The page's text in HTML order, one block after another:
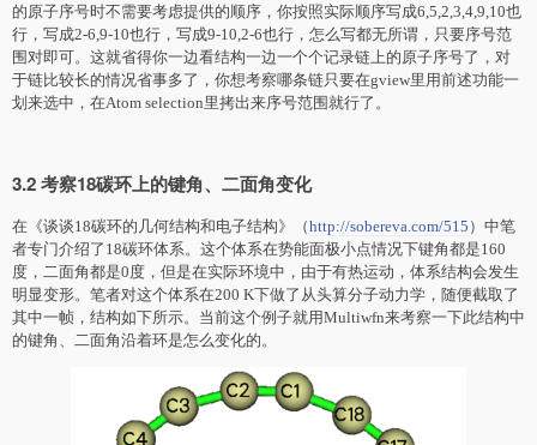
的原子序号时不需要考虑提供的顺序，你按照实际顺序写成6,5,2,3,4,9,10也
行，写成2-6,9-10也行，写成9-10,2-6也行，怎么写都无所谓，只要序号范
围对即可。这就省得你一边看结构一边一个个记录链上的原子序号了，对
于链比较长的情况省事多了，你想考察哪条链只要在gview里用前述功能一
划来选中，在Atom selection里拷出来序号范围就行了。
3.2 考察18碳环上的键角、二面角变化
在《谈谈18碳环的几何结构和电子结构》（http://sobereva.com/515 ）中笔
者专门介绍了18碳环体系。这个体系在势能面极小点情况下键角都是160
度，二面角都是0度，但是在实际环境中，由于有热运动，体系结构会发生
明显变形。笔者对这个体系在200 K下做了从头算分子动力学，随便截取了
其中一帧，结构如下所示。当前这个例子就用Multiwfn来考察一下此结构中
的键角、二面角沿着环是怎么变化的。